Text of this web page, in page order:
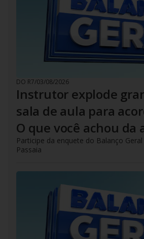
DO R7/03/08/2026
Instrutor explode
sala de aula para
O que você achou da
Participe da enquete do Balanço
Passaia